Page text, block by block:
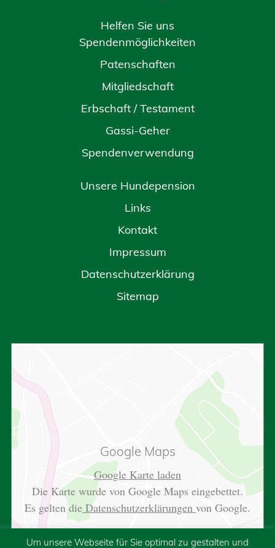
Helfen Sie uns
Spendenmöglichkeiten
Patenschaften
Mitgliedschaft
Erbschaft / Testament
Gassi-Geher
Spendenverwendung
Unsere Hundepension
Links
Kontakt
Impressum
Datenschutzerklärung
Sitemap
Google Maps
Google Karte laden
Die Karte wurde von Google Maps eingebettet.
Es gelten die Datenschutzerklärungen von Google.
Um unsere Webseite für Sie optimal zu gestalten und